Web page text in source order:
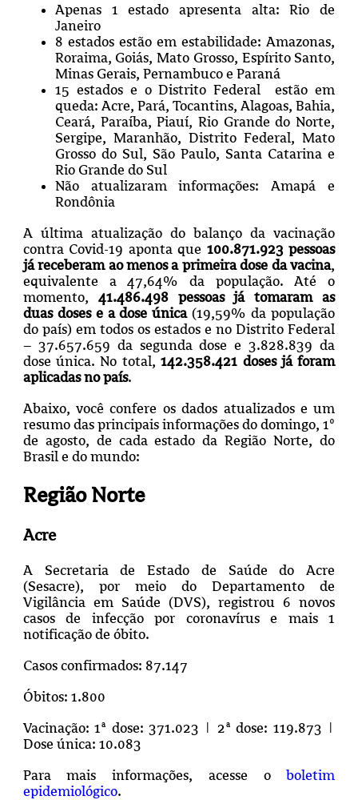
Apenas 1 estado apresenta alta: Rio de
Janeiro
8 estados estão em estabilidade: Amazonas,
Roraima, Goiás, Mato Grosso, Espírito Santo,
Minas Gerais, Pernambuco e Paraná
15 estados e o Distrito Federal estão em
queda: Acre, Pará, Tocantins, Alagoas, Bahia,
Ceará, Paraíba, Piauí, Rio Grande do Norte,
Sergipe, Maranhão, Distrito Federal,Mato
Grosso do Sul, São Paulo, Santa Catarina e
Rio Grande do Sul
Não atualizaram informações: Amapá e
Rondônia
A última atualização do balanço da vacinação
contra Covid-19 aponta que 100.871.923 pessoas
já receberam ao menos a primeira dose da vacina,
equivalente a 47,64% da população. Até o
momento, 41.486.498
pessoas já tomaram as
duas doses e a dose única(19,59% da população
do país) em todos os estados e no Distrito Federal
– 37.657.659 da segunda dose e 3.828.839 da
dose única. No total,142.358.421 doses já foram
aplicadas no país.
Abaixo, você confere os dados atualizados e um
resumo das principais informações do domingo, 1º
de agosto, de cada estado da Região Norte, do
Brasil e do mundo:
Região Norte
Acre
A Secretaria de Estado de Saúde do Acre
(Sesacre), por meio do Departamento de
Vigilância em Saúde (DVS), registrou 6 novos
casos de infecção por coronavírus e mais 1
notificação de óbito.
Casos confirmados: 87.147
Óbitos: 1.800
Vacinação: 1ª dose: 371.023 | 2ª dose: 119.873 |
Dose única: 10.083
Para mais informações, acesse oboletim
epidemiológico.